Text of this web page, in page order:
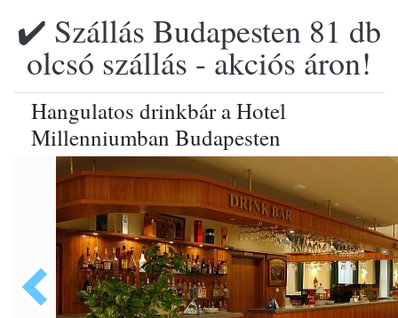
✔️ Szállás Budapesten 81 db
olcsó szállás - akciós áron!
Hangulatos drinkbár a Hotel
Millenniumban Budapesten